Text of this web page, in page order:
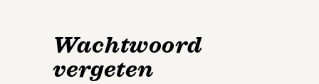
Wachtwoord
vergeten